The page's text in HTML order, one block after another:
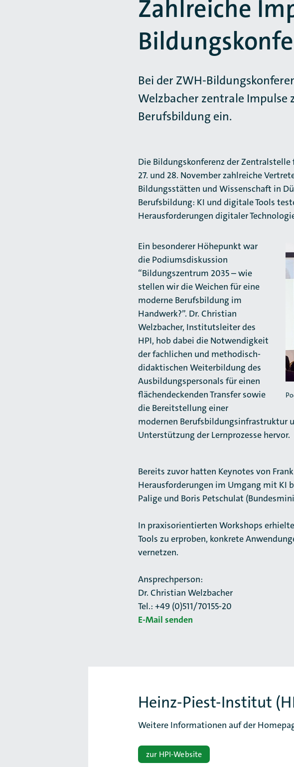
Zahlreiche
Bei der ZWH-
Welzbacher zentrale Impulse
Berufsbildung ein.
Die Bildungskonferenz der
27. und 28. November zahlreiche
Bildungsstätten und Wissenschaft in
Berufsbildung: KI und digitale Tools
Herausforderungen digitaler
Ein besonderer Höhepunkt war
die Podiumsdiskussion
“Bildungszentrum 2035 – wie
stellen wir die Weichen für eine
moderne Berufsbildung im
Handwerk?”. Dr. Christian
Welzbacher, Institutsleiter des
HPI, hob dabei die Notwendigkeit
der fachlichen und methodisch-
didaktischen Weiterbildung des
Ausbildungspersonals für einen
flächendeckenden Transfer sowie
die Bereitstellung einer
modernen Berufsbildungsinfrastruktur
Unterstützung der Lernprozesse hervor.
Bereits zuvor hatten Keynotes von
Herausforderungen im Umgang mit KI
Palige und Boris Petschulat
In praxisorientierten Workshops
Tools zu erproben, konkrete
vernetzen.
Ansprechperson:
Dr. Christian Welzbacher
Tel.: +49 (0)511/70155-20
E-Mail senden
Heinz-Piest-Institut
Weitere Informationen auf der
zur HPI-Website